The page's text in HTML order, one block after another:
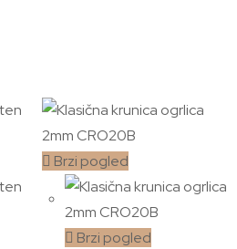
Brzi pogled
Brzi pogled